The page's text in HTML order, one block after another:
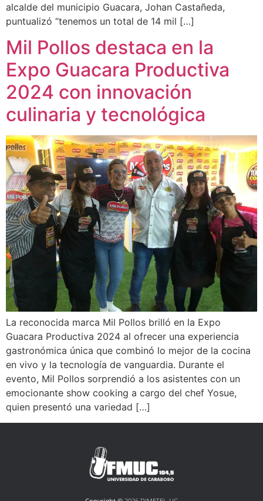
alcalde del municipio Guacara, Johan Castañeda,
puntualizó “tenemos un total de 14 mil […]
Mil Pollos destaca en la
Expo Guacara Productiva
2024 con innovación
culinaria y tecnológica
La reconocida marca Mil Pollos brilló en la Expo
Guacara Productiva 2024 al ofrecer una experiencia
gastronómica única que combinó lo mejor de la cocina
en vivo y la tecnología de vanguardia. Durante el
evento, Mil Pollos sorprendió a los asistentes con un
emocionante show cooking a cargo del chef Yosue,
quien presentó una variedad […]